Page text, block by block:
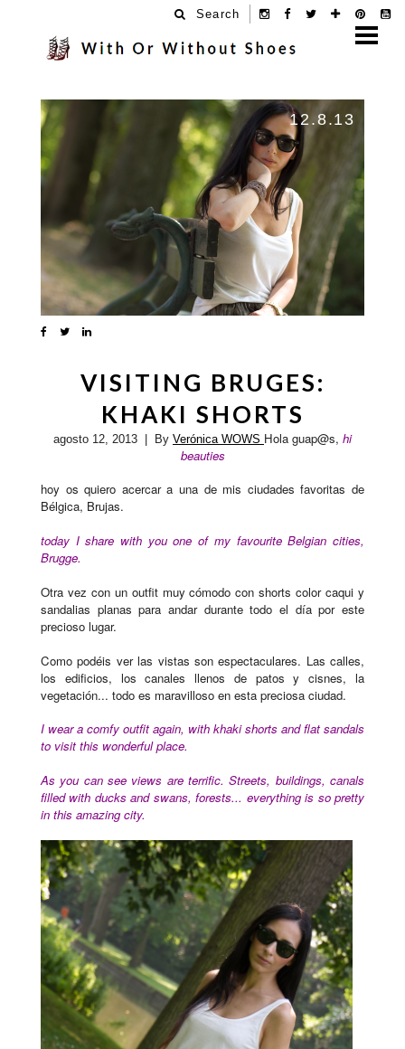
Search
12.8.13
VISITING BRUGES:
KHAKI SHORTS
agosto 12, 2013 | By Verónica WOWS Hola guap@s, hi
beauties
hoy os quiero acercar a una de mis ciudades favoritas de
Bélgica, Brujas.
today I share with you one of my favourite Belgian cities,
Brugge.
Otra vez con un outfit muy cómodocon shorts color caqui y
sandalias planas para andar durante todo el día por este
precioso lugar.
Como podéis ver las vistas son espectaculares. Las calles,
los edificios, los canales llenos de patos y cisnes, la
vegetación... todo es maravilloso en esta preciosa ciudad.
I wear a comfy outfit again, with khaki shorts and flat sandals
to visit this wonderful place.
As you can see views are terrific. Streets, buildings, canals
filled with ducks and swans, forests... everything is so pretty
in this amazing city.